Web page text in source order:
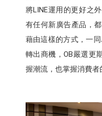
將LINE運用的更好之
有任何新廣告產品，
藉由這樣的方式，一
轉出商機，OB嚴選更
握潮流，也掌握消費者